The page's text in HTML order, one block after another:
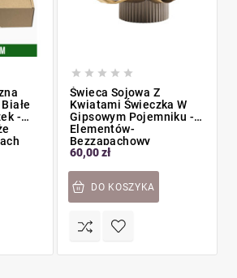
-
    
Świeca Sojowa Z
Kwiatami Świeczka W
Gipsowym Pojemniku - 8
Elementów-
Bezzapachowy
60,00 zł
DO KOSZYKA